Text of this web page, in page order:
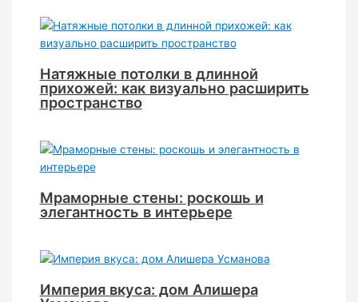
Натяжные потолки в длинной
прихожей: как визуально расширить
пространство
Мраморные стены: роскошь и
элегантность в интерьере
Империя вкуса: дом Алишера